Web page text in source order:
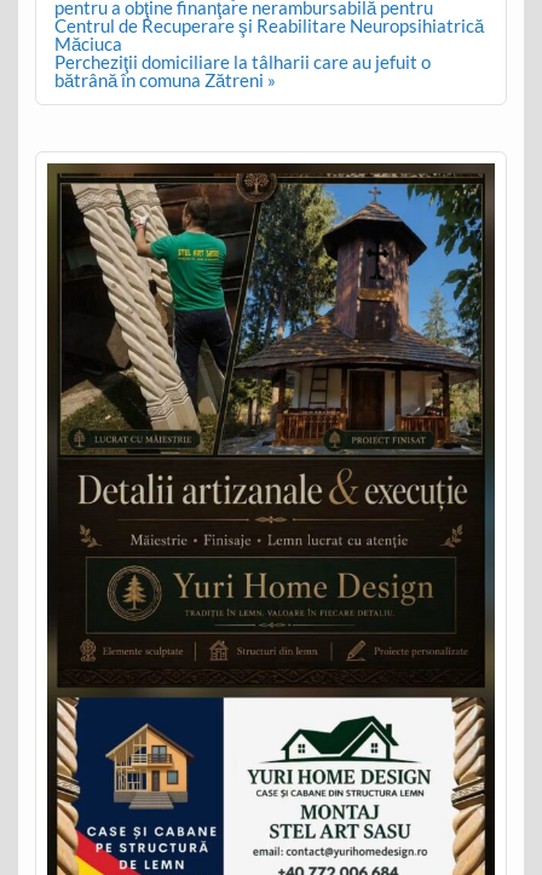
navigation
pentru a obţine finanţare nerambursabilă pentru
Centrul de Recuperare şi Reabilitare Neuropsihiatrică
Măciuca
Percheziţii domiciliare la tâlharii care au jefuit o
bătrână în comuna Zătreni »